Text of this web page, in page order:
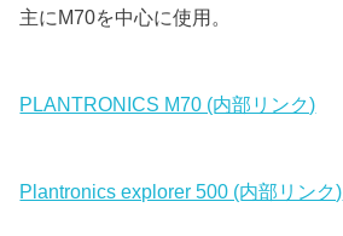
主にM70を中心に使用。
PLANTRONICS M70 (内部リンク)
Plantronics explorer 500 (内部リンク)